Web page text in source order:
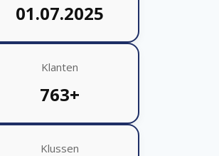
01.07.2025
Klanten
763+
Klussen